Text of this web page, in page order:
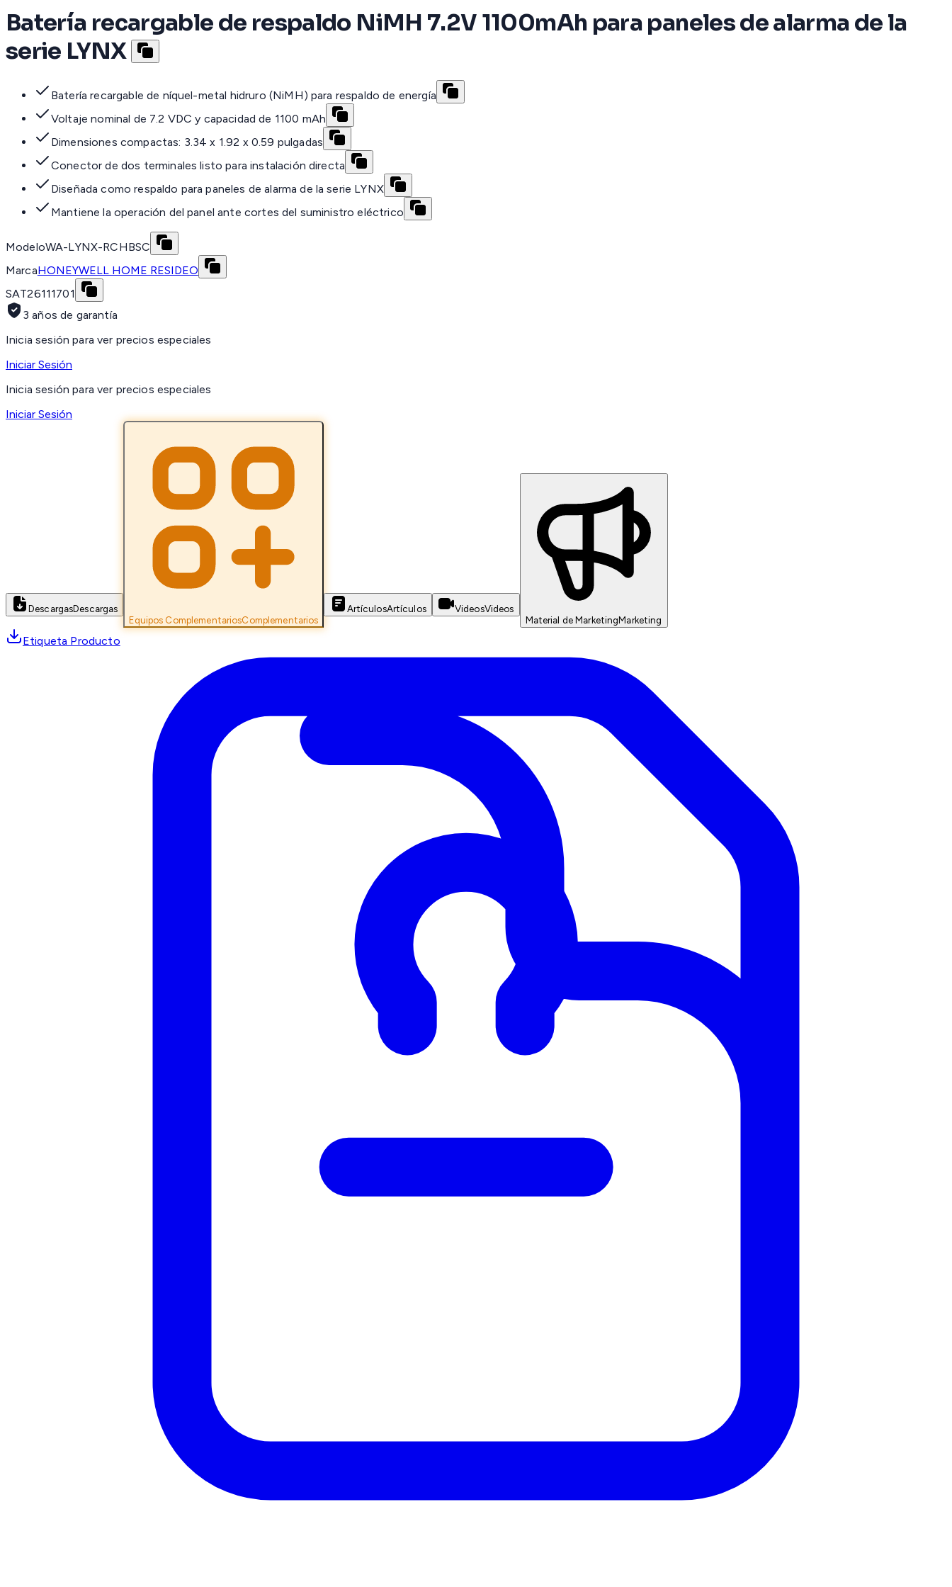
Batería recargable de respaldo NiMH 7.2V 1100mAh para paneles de alarma de la
serie LYNX
Batería recargable de níquel-metal hidruro (NiMH) para respaldo de energía
Voltaje nominal de 7.2 VDC y capacidad de 1100 mAh
Dimensiones compactas: 3.34 x 1.92 x 0.59 pulgadas
Conector de dos terminales listo para instalación directa
Diseñada como respaldo para paneles de alarma de la serie LYNX
Mantiene la operación del panel ante cortes del suministro eléctrico
ModeloWA-LYNX-RCHBSC
MarcaHONEYWELL HOME RESIDEO
SAT26111701
3 años de garantía
Inicia sesión para ver precios especiales
Iniciar Sesión
Inicia sesión para ver precios especiales
Iniciar Sesión
DescargasDescargas
Equipos ComplementariosComplementarios
ArtículosArtículos VideosVideos
Material de MarketingMarketing
Etiqueta Producto